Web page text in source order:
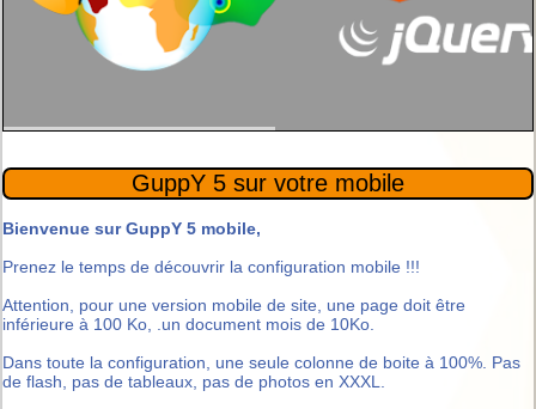
Faites-en plus !
GuppY 5 sur votre mobile
Bienvenue sur GuppY 5 mobile,
Prenez le temps de découvrir la configuration mobile !!!
Attention, pour une version mobile de site, une page doit être
inférieure à 100 Ko, .un document mois de 10Ko.
Dans toute la configuration, une seule colonne de boite à 100%. Pas
de flash, pas de tableaux, pas de photos en XXXL.